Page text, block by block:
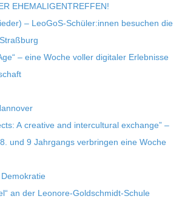
EHEMALIGENTREFFEN!
– LeoGoS-Schüler:innen besu­chen die
– eine Woche vol­ler digi­ta­ler Erleb­nisse
A crea­tive and inter­cul­tu­ral exch­ange” –
und 9 Jahr­gangs ver­brin­gen eine Woche
an der Leonore-Goldschmidt-Schule